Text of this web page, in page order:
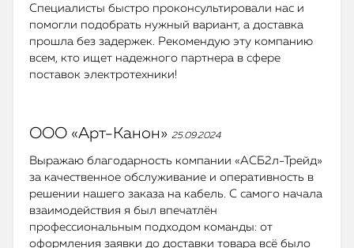
Специалисты быстро проконсультировали нас и
помогли подобрать нужный вариант, а доставка
прошла без задержек. Рекомендую эту компанию
всем, кто ищет надежного партнера в сфере
поставок электротехники!
ООО «Арт-Канон» 25.09.2024
Выражаю благодарность компании «АСБ2л-Трейд»
за качественное обслуживание и оперативность в
решении нашего заказа на кабель. С самого начала
взаимодействия я был впечатлён
профессиональным подходом команды: от
оформления заявки до доставки товара всё было